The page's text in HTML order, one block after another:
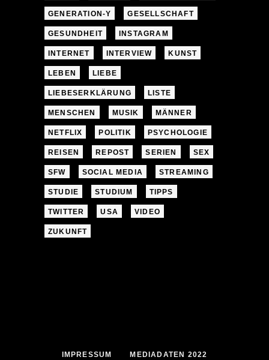
GENERATION-Y GESELLSCHAFT
GESUNDHEIT INSTAGRAM
INTERNET INTERVIEW KUNST
LEBEN LIEBE
LIEBESERKLÄRUNG LISTE
MENSCHEN MUSIK MÄNNER
NETFLIX POLITIK PSYCHOLOGIE
REISEN REPOST SERIEN SEX
SFW SOCIAL MEDIA STREAMING
STUDIE STUDIUM TIPPS
TWITTER USA VIDEO
ZUKUNFT
IMPRESSUM MEDIADATEN 2022